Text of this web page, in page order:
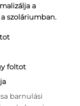
a
szoláriumban.
foltot
barnulási